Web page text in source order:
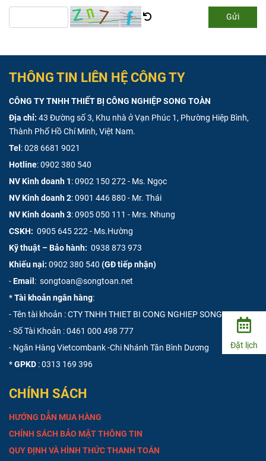
Gửi
THÔNG TIN LIÊN HỆ CÔNG TY
CÔNG TY TNHH THIẾT BỊ CÔNG NGHIỆP SONG TOÀN
Địa chỉ: 43 Đường số 3, Khu nhà ở Vạn Phúc 1, Phường Hiệp Bình,
Thành Phố Hồ Chí Minh, Việt Nam.
Tel :028 6681 9021
Hotline:0902 380 540
NV Kinh doanh 1:0902 150 272 - Ms. Ngọc
NV Kinh doanh 2:0901 446 880 - Mr. Thái
NV Kinh doanh 3:0905 050 111 - Mrs. Nhung
CSKH: 0905 645 222 - Ms.Hường
Kỹ thuật – Bảo hành: 0938 873 973
Khiếu nại: 0902 380 540 (GĐ tiếp nhận)
-Email : songtoan@songtoan.net
*Tài khoản ngân hàng:
- Tên tài khoản : CTY TNHH THIET BI CONG NGHIEP SONG TOAN
- Số Tài Khoản :0461 000 498 777
- Ngân Hàng Vietcombank -Chi Nhánh Tân Bình Dương
*GPKD : 0313 169 396
CHÍNH SÁCH
HƯỚNG DẪN MUA HÀNG
CHÍNH SÁCH BẢO MẬT THÔNG TIN
QUY ĐỊNH VÀ HÌNH THỨC THANH TOÁN
Đặt lịch